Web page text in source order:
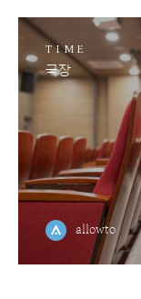
TIME
극장
allowto